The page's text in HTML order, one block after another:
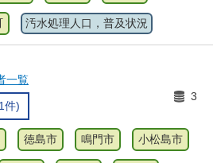
汚水処理人口，普及状況
一覧
件)
3
徳島市 鳴門市 小松島市